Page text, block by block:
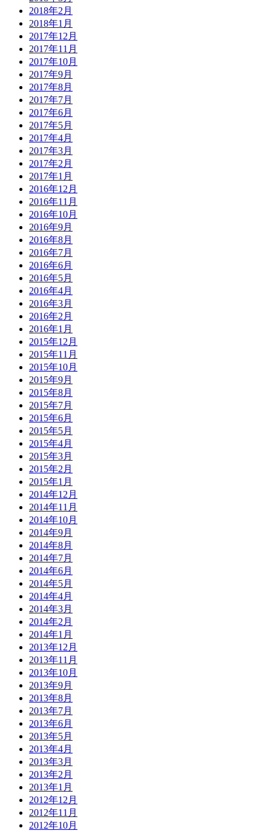
2018年2月
2018年1月
2017年12月
2017年11月
2017年10月
2017年9月
2017年8月
2017年7月
2017年6月
2017年5月
2017年4月
2017年3月
2017年2月
2017年1月
2016年12月
2016年11月
2016年10月
2016年9月
2016年8月
2016年7月
2016年6月
2016年5月
2016年4月
2016年3月
2016年2月
2016年1月
2015年12月
2015年11月
2015年10月
2015年9月
2015年8月
2015年7月
2015年6月
2015年5月
2015年4月
2015年3月
2015年2月
2015年1月
2014年12月
2014年11月
2014年10月
2014年9月
2014年8月
2014年7月
2014年6月
2014年5月
2014年4月
2014年3月
2014年2月
2014年1月
2013年12月
2013年11月
2013年10月
2013年9月
2013年8月
2013年7月
2013年6月
2013年5月
2013年4月
2013年3月
2013年2月
2013年1月
2012年12月
2012年11月
2012年10月